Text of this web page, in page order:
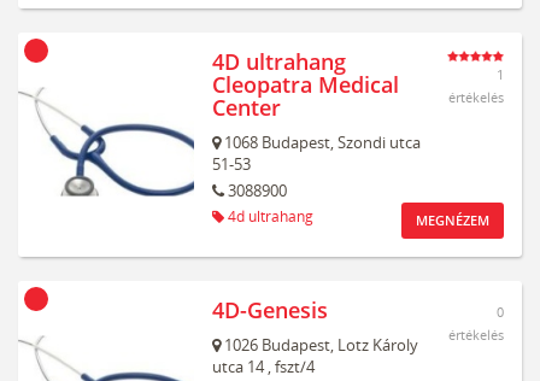
4D ultrahang
Cleopatra Medical
Center
1068 Budapest,Szondi utca
51-53
3088900
4d ultrahang
1
értékelés
MEGNÉZEM
4D-Genesis
1026 Budapest, Lotz Károly
utca 14, fszt/4
0
értékelés